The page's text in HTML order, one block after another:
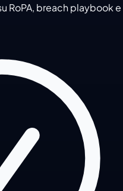
RoPA, breach playbook e